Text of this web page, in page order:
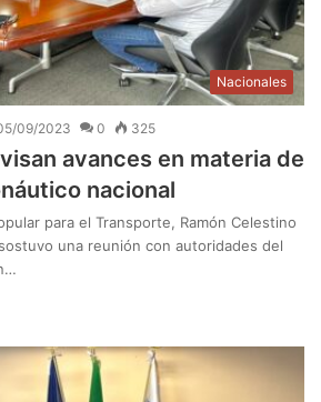
Nacionales
09/2023 0 325
avances en materia de
nacional
para el Transporte, Ramón Celestino
una reunión con autoridades del